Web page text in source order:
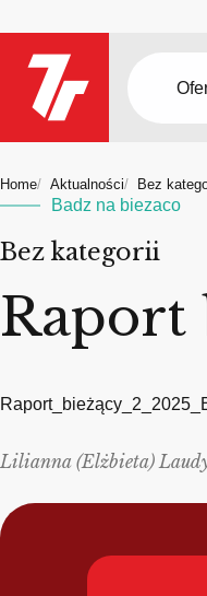
Home Aktualności Bez
Badz na biezaco
Bez kategorii
Raport
Lilianna (Elżbieta)